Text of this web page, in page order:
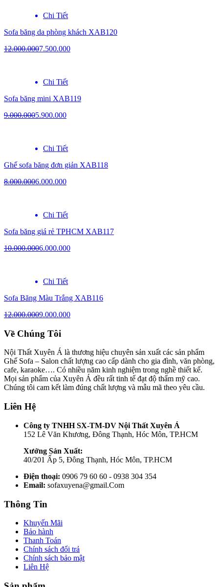
Chi Tiết
Sofa băng da phòng khách XAB120
12.000.0007.500.000
Chi Tiết
Sofa băng mini XAB119
9.000.0005.900.000
Chi Tiết
Ghế sofa băng đơn giản XAB118
8.000.0006.000.000
Chi Tiết
Sofa băng giá rẻ TPHCM XAB117
10.000.0006.000.000
Chi Tiết
Sofa Băng Màu Trắng XAB116
12.000.0009.000.000
Về Chúng Tôi
Nội Thất Xuyên Á là thương hiệu chuyên sản xuất các sản phẩm
Ghế Sofa – Salon chất lượng cao cấp dành cho gia đình, văn phòng,
cafe, karaoke…. Có nhiều năm kinh nghiệm trong nghề thiết kế.
Mọi sản phẩm của Xuyên Á đều rất tinh tế đạt độ thẩm mỹ cao.
Chúng tôi cam kết làm đúng chất lượng và mẫu mã theo yêu cầu.
Liên Hệ
Công ty TNHH SX-TM-DV Nội Thất Xuyên Á
152 Lê Văn Khương, Đông Thạnh, Hóc Môn, TP.HCM
Xưởng Sản Xuất:
40/201 Ấp 5, Đông Thạnh, Hóc Môn, TP.HCM
Điện thoại: 0906 79 60 60 - 0938 304 354
Email: sofaxuyena@gmail.Com
Thông Tin
Khuyến Mãi
Bảo hành
Thanh Toán
Chính sách đổi trả
Chính sách bảo mật
Liên Hệ